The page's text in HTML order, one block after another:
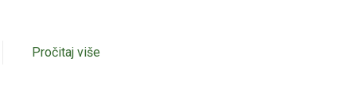
Pročitaj više